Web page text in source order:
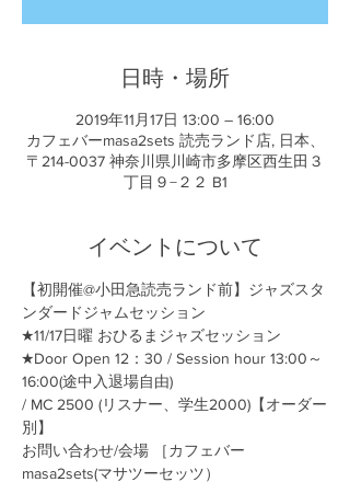
日時・場所
2019年11月17日 13:00 – 16:00
カフェバーmasa2sets 読売ランド店, 日本、
〒214-0037 神奈川県川崎市多摩区西生田３
丁目９−２２ B1
イベントについて
【初開催@小田急読売ランド前】ジャズスタ
ンダードジャムセッション
★11/17日曜 おひるまジャズセッション
★Door Open 12：30 / Session hour 13:00～
16:00(途中入退場自由)
/ MC 2500 (リスナー、学生2000)【オーダー
別】
お問い合わせ/会場 ［カフェバー
masa2sets(マサツーセッツ）